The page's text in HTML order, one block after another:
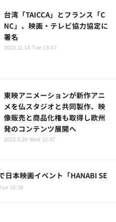
台湾「TAICCA」とフランス「C
NC」、映画・テレビ協力協定に
署名
2023.11.14 Tue 13:47
東映アニメーションが新作アニ
メを仏スタジオと共同製作、映
像販売と商品化権も取得し欧州
発のコンテンツ展開へ
2023.5.24 Wed 12:47
本映画イベント「HANABI SE
15:38